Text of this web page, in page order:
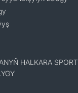
HALKARA SPORT